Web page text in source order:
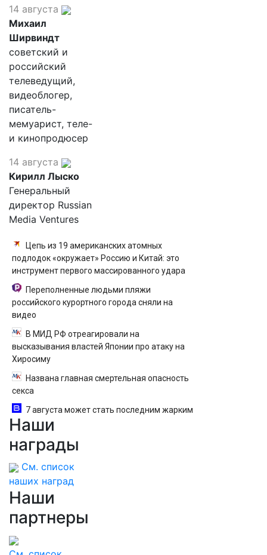
14 августа
Михаил
Ширвиндт
советский и
российский
телеведущий,
видеоблогер,
писатель-
мемуарист, теле-
и кинопродюсер
14 августа
Кирилл Лыско
Генеральный
директор Russian
Media Ventures
Цепь из 19 американских атомных
подлодок «окружает» Россию и Китай: это
инструмент первого массированного удара
Переполненные людьми пляжи
российского курортного города сняли на
видео
В МИД РФ отреагировали на
высказывания властей Японии про атаку на
Хиросиму
Названа главная смертельная опасность
секса
7 августа может стать последним жарким
днем этого лета в Москве - Новости на
Наши
награды
См. список
наших наград
Наши
партнеры